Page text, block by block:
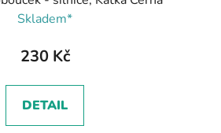
Skladem*
230 Kč
DETAIL